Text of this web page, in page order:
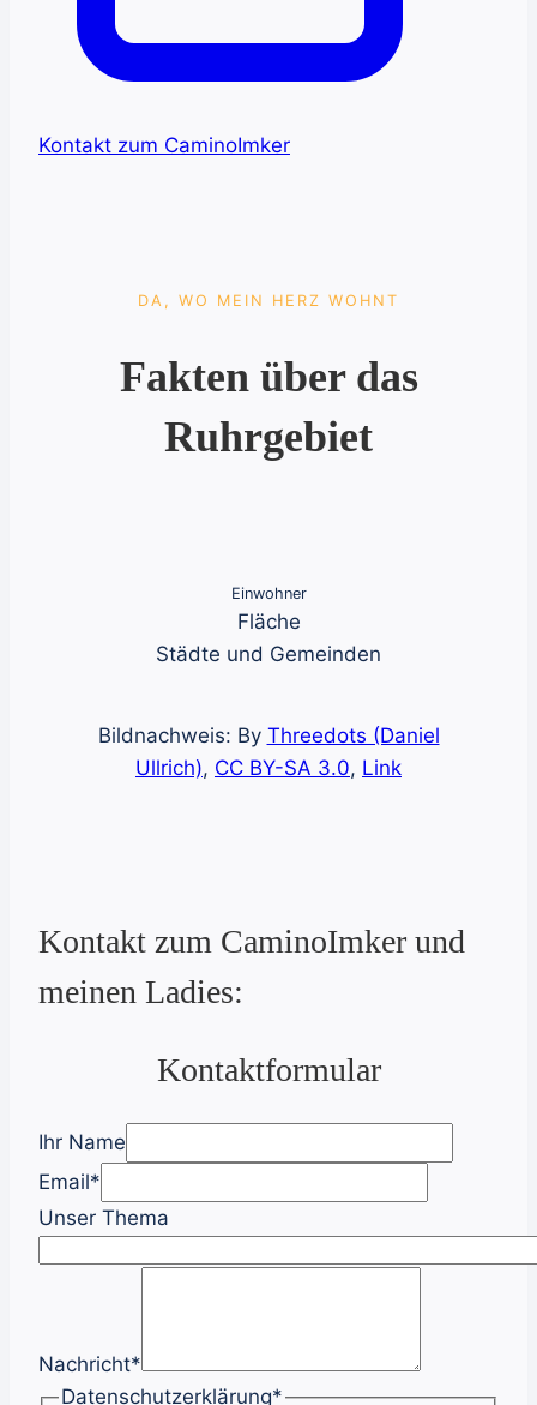
Kontakt zum CaminoImker
DA, WO MEIN HERZ WOHNT
Fakten über das
Ruhrgebiet
Einwohner
Fläche
Städte und Gemeinden
Bildnachweis: By Threedots (Daniel
Ullrich), CC BY-SA 3.0, Link
Kontakt zum CaminoImker und
meinen Ladies:
Kontaktformular
Ihr Name
Email*
Unser Thema
Nachricht*
Datenschutzerklärung*